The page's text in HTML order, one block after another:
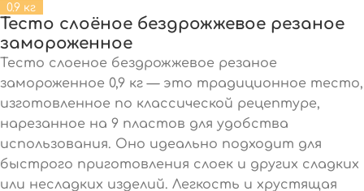
0.9 кг
Тесто слоёное бездрожжевое резаное
замороженное
Тесто слоеное бездрожжевое резаное
замороженное 0,9 кг — это традиционное тесто,
изготовленное по классической рецептуре,
нарезанное на 9 пластов для удобства
использования. Оно идеально подходит для
быстрого приготовления слоек и других сладких
или несладких изделий. Легкость и хрустящая